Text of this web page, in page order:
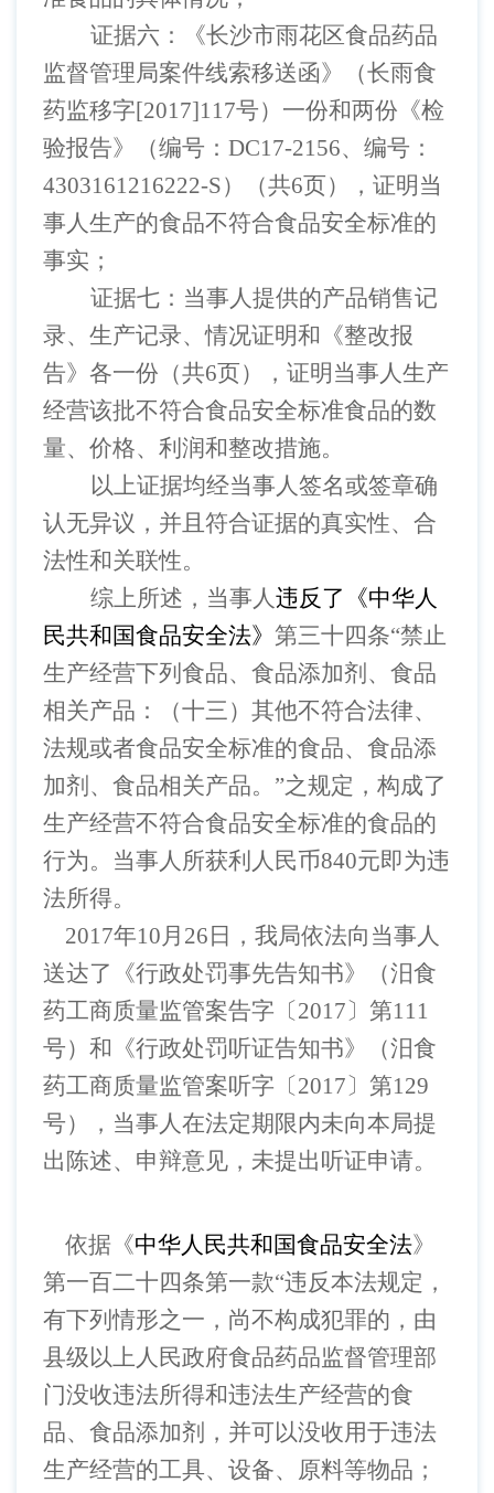
证据六：《长沙市雨花区食品药品
监督管理局案件线索移送函》（长雨食
药监移字[2017]117号）一份和两份《检
验报告》（编号：DC17-2156、编号：
4303161216222-S）（共6页），证明当
事人生产的食品不符合食品安全标准的
事实；
证据七： 当事人提供的产品销售记
录、生产记录、情况证明和《整改报
告》各一份（共6页），证明 当事人生产
经营该批不符合食品安全标准食品的数
量、价格、利润和整改措施。
以上证据均经当事人签名或签章确
认无异议，并且符合证据的真实性、合
法性和关联性。
综上所述， 当事人违反了《中华人
民共和国食品安全法》 第三十四条“禁止
生产经营下列食品、食品添加剂、食品
相关产品：（十三）其他不符合法律、
法规或者食品安全标准的食品、食品添
加剂、食品相关产品。”之规定， 构成了
生产经营不符合食品安全标准的食品的
行为。当事人所获利人民币840元即为违
法所得。
2017年10月26日，我局依法向当事人
送达了《行政处罚事先告知书》（汨食
药工商质量监管案告字〔2017〕第111
号）和《行政处罚听证告知书》（汨食
药工商质量监管案听字〔2017〕第129
号），当事人在法定期限内未向本局提
出陈述、申辩意见，未提出听证申请。
依据《中华人民共和国食品安全法》
第一百二十四条第一款“违反本法规定，
有下列情形之一，尚不构成犯罪的，由
县级以上人民政府食品药品监督管理部
门没收违法所得和违法生产经营的食
品、食品添加剂，并可以没收用于违法
生产经营的工具、设备、原料等物品；